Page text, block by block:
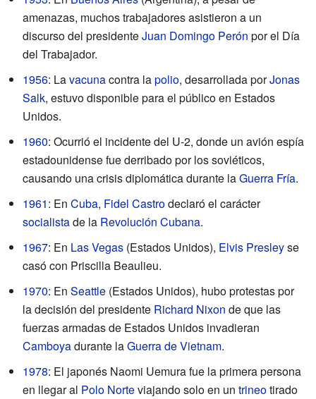
amenazas, muchos trabajadores asistieron a un
discurso del presidenteJuan Domingo Perón por el Día
del Trabajador.
1956: Lavacunacontra lapolio, desarrollada porJonas
Salk, estuvo disponible para el público en Estados
Unidos.
1960: Ocurrió el incidente del U-2, donde un avión espía
estadounidense fue derribado por los soviéticos,
causando una crisis diplomática durante laGuerra Fría.
1961: En Cuba, Fidel Castrodeclaró el carácter
socialistade la Revolución Cubana.
1967: En Las Vegas (Estados Unidos), Elvis Presleyse
casó con Priscilla Beaulieu.
1970: En Seattle (Estados Unidos), hubo protestas por
la decisión del presidente Richard Nixon de que las
fuerzas armadas de Estados Unidos invadieran
Camboyadurante laGuerra de Vietnam.
1978: El japonés Naomi Uemura fue la primera persona
en llegar al Polo Norteviajando solo en un trineotirado